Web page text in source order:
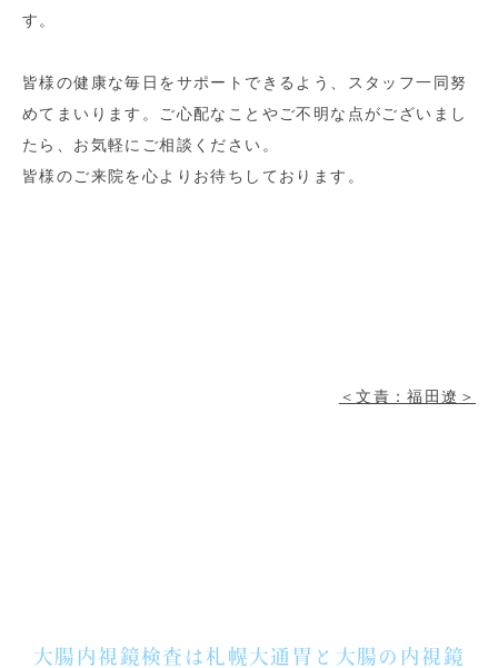
す。
皆様の健康な毎日をサポートできるよう、スタッフ一同努
めてまいります。ご心配なことやご不明な点がございまし
たら、お気軽にご相談ください。
皆様のご来院を心よりお待ちしております。
＜文責：福田遼＞
大腸内視鏡検査は札幌大通胃と大腸の内視鏡